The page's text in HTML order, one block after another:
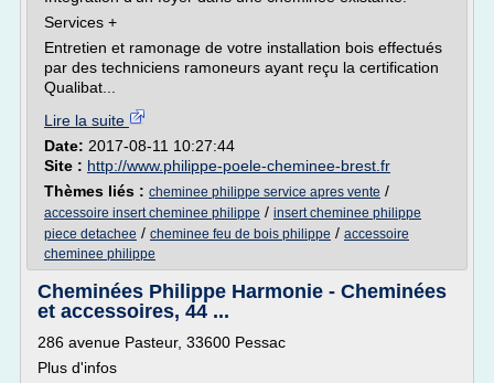
Services +
Entretien et ramonage de votre installation bois effectués
par des techniciens ramoneurs ayant reçu la certification
Qualibat...
Lire la suite
Date: 2017-08-11 10:27:44
Site : http://www.philippe-poele-cheminee-brest.fr
Thèmes liés : cheminee philippe service apres vente /
accessoire insert cheminee philippe / insert cheminee philippe
piece detachee / cheminee feu de bois philippe / accessoire
cheminee philippe
Cheminées Philippe Harmonie - Cheminées
et accessoires, 44 ...
286 avenue Pasteur, 33600 Pessac
Plus d'infos